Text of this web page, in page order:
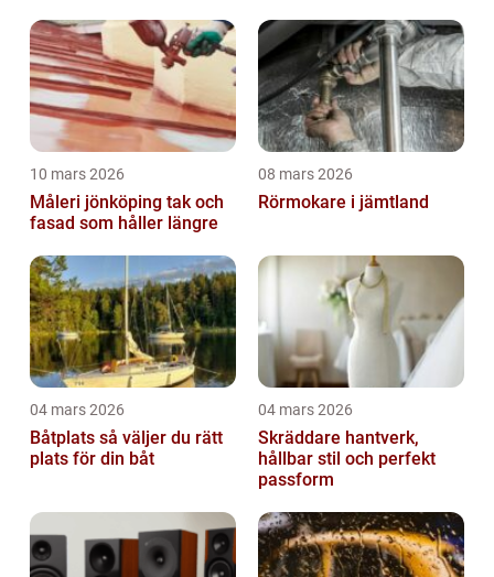
10 mars 2026
Måleri jönköping tak och
fasad som håller längre
08 mars 2026
Rörmokare i jämtland
04 mars 2026
Båtplats så väljer du rätt
plats för din båt
04 mars 2026
Skräddare hantverk,
hållbar stil och perfekt
passform